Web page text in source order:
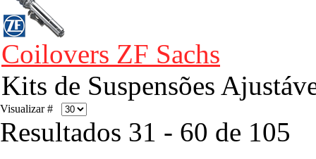
Coilovers ZF Sachs
Kits de Suspensões
Visualizar #
Resultados 31 - 60 de 105